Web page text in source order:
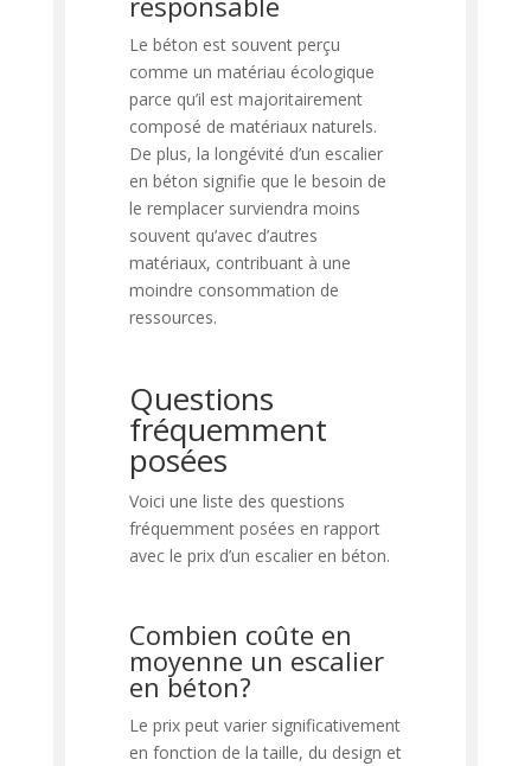
Le béton est souvent perçu
comme un matériau écologique
parce qu’il est majoritairement
composé de matériaux naturels.
De plus, la longévité d’un escalier
en béton signifie que le besoin de
le remplacer surviendra moins
souvent qu’avec d’autres
matériaux, contribuant à une
moindre consommation de
ressources.
Questions
fréquemment
posées
Voici une liste des questions
fréquemment posées en rapport
avec le prix d’un escalier en béton.
Combien coûte en
moyenne un escalier
en béton?
Le prix peut varier significativement
en fonction de la taille, du design et